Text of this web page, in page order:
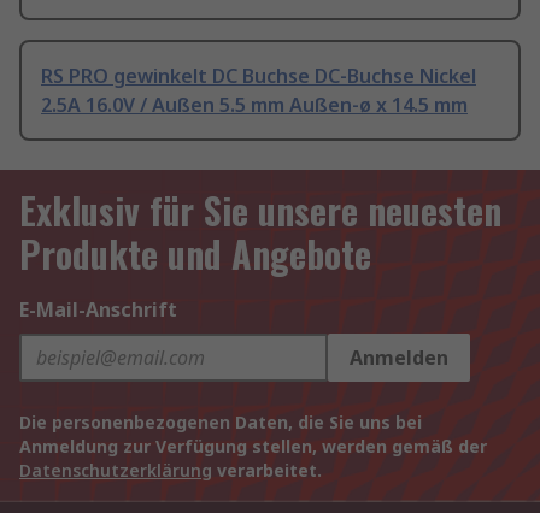
RS PRO gewinkelt DC Buchse DC-Buchse Nickel
2.5A 16.0V / Außen 5.5 mm Außen-ø x 14.5 mm
Exklusiv für Sie unsere neuesten
Produkte und Angebote
E-Mail-Anschrift
Anmelden
Die personenbezogenen Daten, die Sie uns bei
Anmeldung zur Verfügung stellen, werden gemäß der
Datenschutzerklärung verarbeitet.